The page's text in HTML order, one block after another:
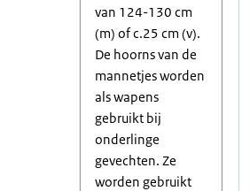
van 124-130 cm
(m) of c.25 cm (v).
De hoorns van de
mannetjes worden
als wapens
gebruikt bij
onderlinge
gevechten. Ze
worden gebruikt